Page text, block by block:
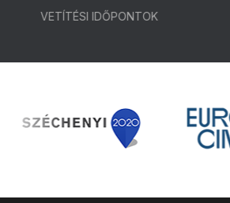
VETÍTÉSI IDŐPONTOK